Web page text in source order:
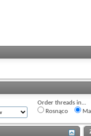
Order threads in...
Rosnąco